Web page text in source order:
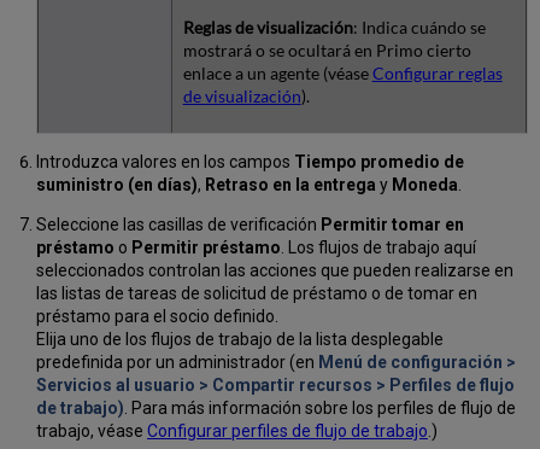
Reglas de visualización: Indica cuándo se
mostrará o se ocultará en Primo cierto
enlace a un agente (véaseConfigurar reglas
de visualización).
Introduzca valores en los campos Tiempo promedio de
suministro (en días), Retraso en la entrega yMoneda
Seleccione las casillas de verificación Permitir tomar en
préstamo o Permitir préstamo . Los flujos de trabajo aquí
seleccionados controlan las acciones que pueden realizarse en
las listas de tareas de solicitud de préstamo o de tomar en
préstamo para el socio definido.
Elija uno de los flujos de trabajo de la lista desplegable
predefinida por un administrador (en Menú de configuración >
Servicios al usuario > Compartir recursos > Perfiles de flujo
de trabajo) . Para más información sobre los perfiles de flujo de
trabajo, véase Configurar perfiles de flujo de trabajo .)